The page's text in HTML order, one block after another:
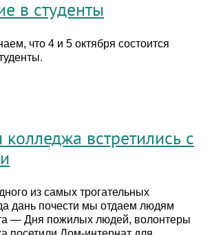
в студенты
что 4 и 5 октября состоится
встретились с
из самых трогательных
дань почести мы отдаем людям
— Дня пожилых людей, волонтеры